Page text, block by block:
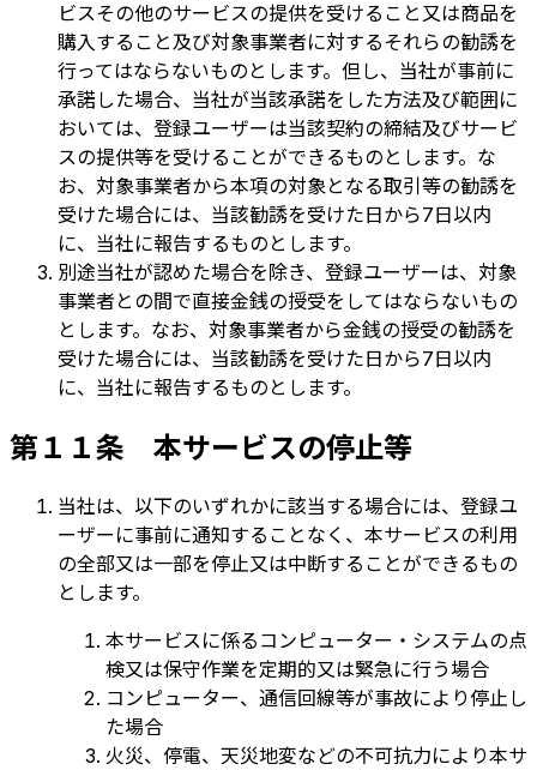
ビスその他のサービスの提供を受けること又は商品を
購入すること及び対象事業者に対するそれらの勧誘を
行ってはならないものとします。但し、当社が事前に
承諾した場合、当社が当該承諾をした方法及び範囲に
おいては、登録ユーザーは当該契約の締結及びサービ
スの提供等を受けることができるものとします。な
お、対象事業者から本項の対象となる取引等の勧誘を
受けた場合には、当該勧誘を受けた日から7日以内
に、当社に報告するものとします。
別途当社が認めた場合を除き、登録ユーザーは、対象
事業者との間で直接金銭の授受をしてはならないもの
とします。なお、対象事業者から金銭の授受の勧誘を
受けた場合には、当該勧誘を受けた日から7日以内
に、当社に報告するものとします。
第１１条 本サービスの停止等
当社は、以下のいずれかに該当する場合には、登録ユ
ーザーに事前に通知することなく、本サービスの利用
の全部又は一部を停止又は中断することができるもの
とします。
本サービスに係るコンピューター・システムの点
検又は保守作業を定期的又は緊急に行う場合
コンピューター、通信回線等が事故により停止し
た場合
火災、停電、天災地変などの不可抗力により本サ